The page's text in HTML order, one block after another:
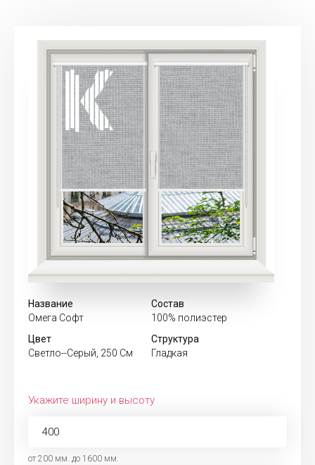
Название
Омега Софт
Состав
100% полиэстер
Цвет
Светло--Серый, 250 См
Структура
Гладкая
Укажите ширину и высоту
от 200 мм. до 1600 мм.